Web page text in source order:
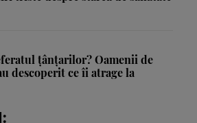
țânțarilor? Oamenii de
descoperit ce îi atrage la